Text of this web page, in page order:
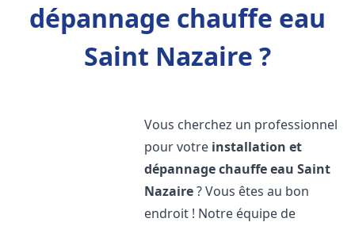
dépannage chauffe eau
Saint Nazaire ?
Vous cherchez un professionnel
pour votre installation et
dépannage chauffe eau Saint
Nazaire? Vous êtes au bon
endroit ! Notre équipe de